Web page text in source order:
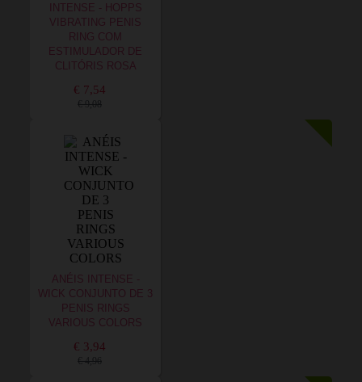
INTENSE - HOPPS
VIBRATING PENIS
RING COM
ESTIMULADOR DE
CLITÓRIS ROSA
€ 7,54
€ 9,08
ANÉIS INTENSE -
WICK CONJUNTO DE 3
PENIS RINGS
VARIOUS COLORS
€ 3,94
€ 4,96